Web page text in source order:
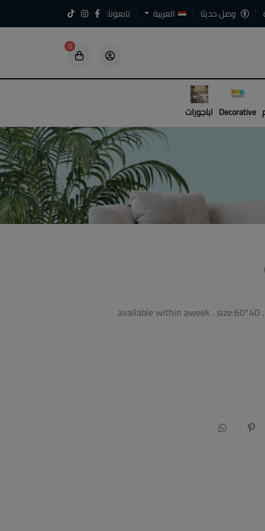
وصل حديثا العربية تابعونا:
0
5
5
Decorative اباجورات
available within aweek .